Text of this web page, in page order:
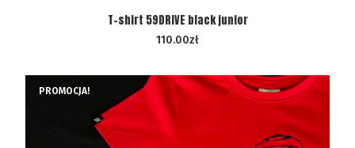
WYBIERZ OPCJE
T-shirt 59DRIVE black junior
110.00zł
PROMOCJA!